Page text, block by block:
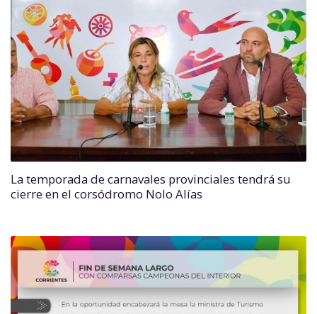
La temporada de carnavales provinciales tendrá su
cierre en el corsódromo Nolo Alías